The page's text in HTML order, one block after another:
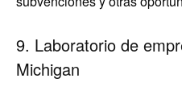
9. Laboratorio de
Michigan